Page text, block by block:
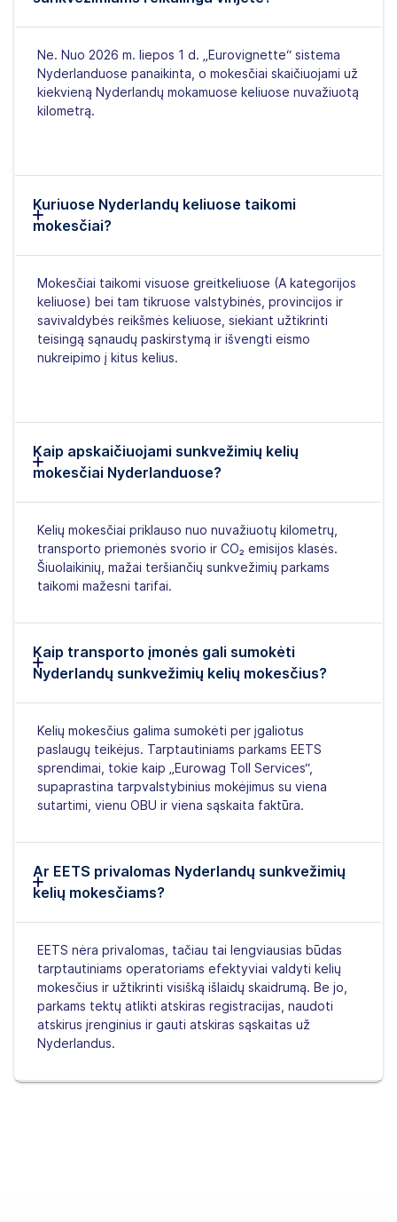
Ne. Nuo 2026 m. liepos 1 d. „Eurovignette“ sistema
Nyderlanduose panaikinta, o mokesčiai skaičiuojami už
kiekvieną Nyderlandų mokamuose keliuose nuvažiuotą
kilometrą.
Kuriuose Nyderlandų keliuose taikomi
mokesčiai?
Mokesčiai taikomi visuose greitkeliuose (A kategorijos
keliuose) bei tam tikruose valstybinės, provincijos ir
savivaldybės reikšmės keliuose, siekiant užtikrinti
teisingą sąnaudų paskirstymą ir išvengti eismo
nukreipimo į kitus kelius.
Kaip apskaičiuojami sunkvežimių kelių
mokesčiai Nyderlanduose?
Kelių mokesčiai priklauso nuo nuvažiuotų kilometrų,
transporto priemonės svorio ir CO₂ emisijos klasės.
Šiuolaikinių, mažai teršiančių sunkvežimių parkams
taikomi mažesni tarifai.
Kaip transporto įmonės gali sumokėti
Nyderlandų sunkvežimių kelių mokesčius?
Kelių mokesčius galima sumokėti per įgaliotus
paslaugų teikėjus. Tarptautiniams parkams EETS
sprendimai, tokie kaip „Eurowag Toll Services“,
supaprastina tarpvalstybinius mokėjimus su viena
sutartimi, vienu OBU ir viena sąskaita faktūra.
Ar EETS privalomas Nyderlandų sunkvežimių
kelių mokesčiams?
EETS nėra privalomas, tačiau tai lengviausias būdas
tarptautiniams operatoriams efektyviai valdyti kelių
mokesčius ir užtikrinti visišką išlaidų skaidrumą. Be jo,
parkams tektų atlikti atskiras registracijas, naudoti
atskirus įrenginius ir gauti atskiras sąskaitas už
Nyderlandus.